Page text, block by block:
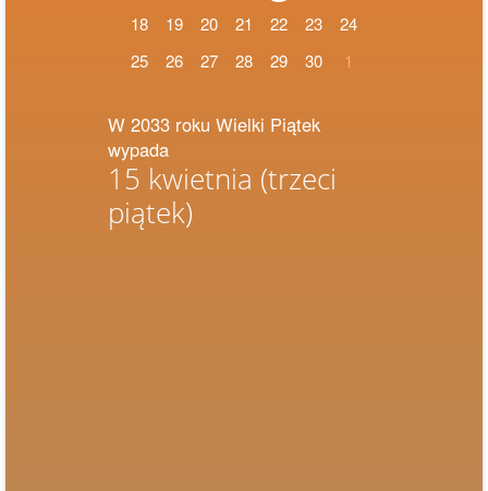
18
19 20 21 22 23
24
25
26 27 28 29 30 1
W 2033 roku Wielki Piątek
wypada
15 kwietnia (trzeci
piątek)